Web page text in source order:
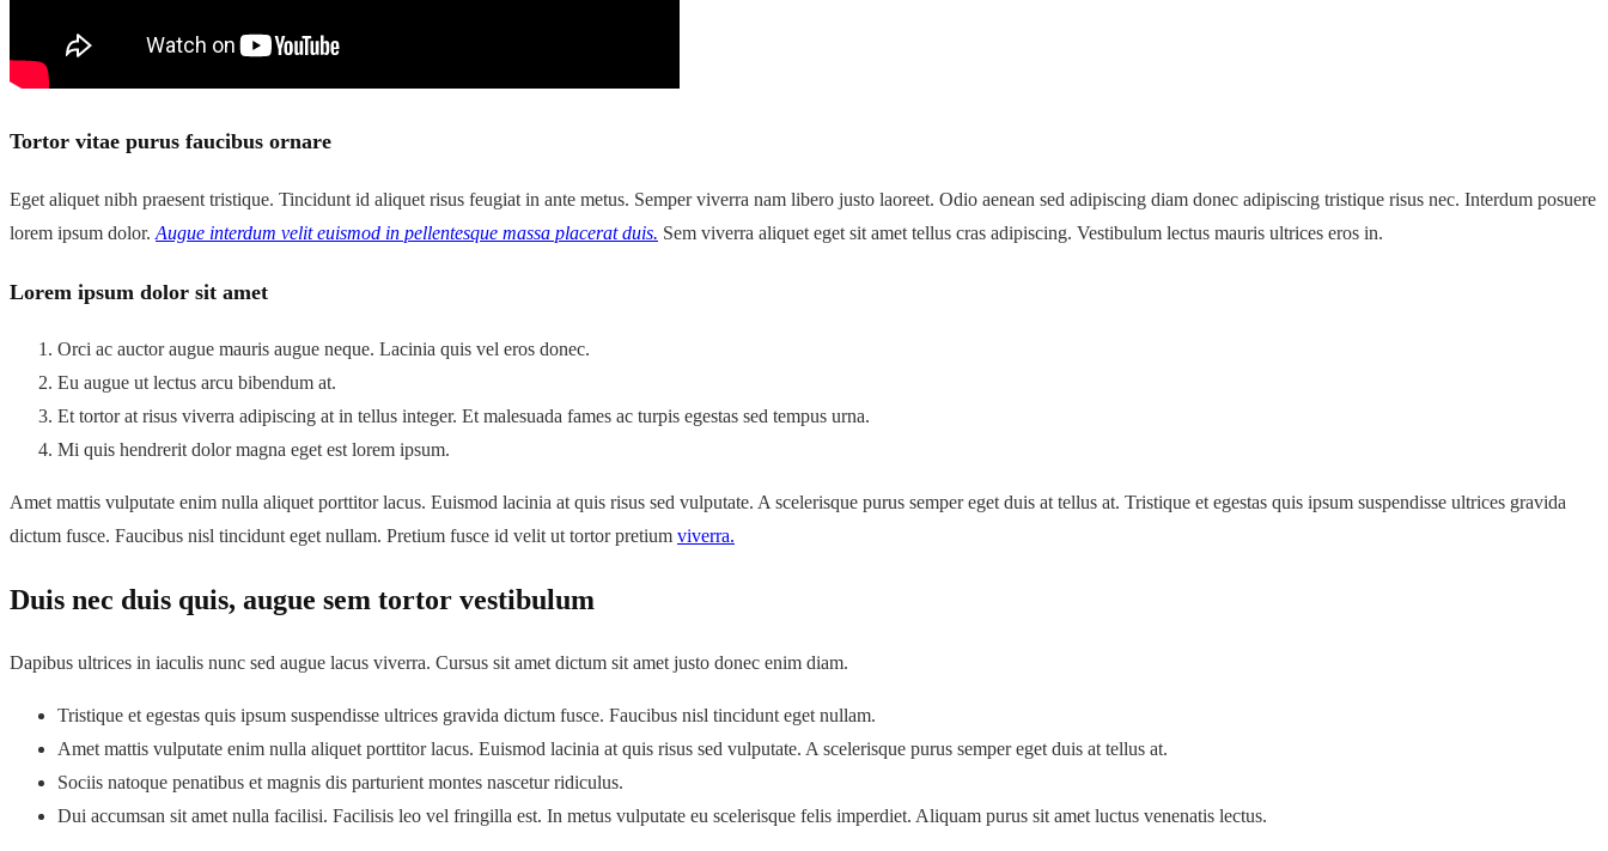
Tortor vitae purus faucibus ornare
Eget aliquet nibh praesent tristique. Tincidunt id aliquet risus feugiat in ante metus. Semper viverra nam libero justo laoreet. Odio aenean sed adipiscing diam donec adipiscing tristique risus nec. Interdum posuere
lorem ipsum dolor. Augue interdum velit euismod in pellentesque massa placerat duis. Sem viverra aliquet eget sit amet tellus cras adipiscing. Vestibulum lectus mauris ultrices eros in.
Lorem ipsum dolor sit amet
Orci ac auctor augue mauris augue neque. Lacinia quis vel eros donec.
Eu augue ut lectus arcu bibendum at.
Et tortor at risus viverra adipiscing at in tellus integer. Et malesuada fames ac turpis egestas sed tempus urna.
Mi quis hendrerit dolor magna eget est lorem ipsum.
Amet mattis vulputate enim nulla aliquet porttitor lacus. Euismod lacinia at quis risus sed vulputate. A scelerisque purus semper eget duis at tellus at. Tristique et egestas quis ipsum suspendisse ultrices gravida
dictum fusce. Faucibus nisl tincidunt eget nullam. Pretium fusce id velit ut tortor pretium viverra.
Duis nec duis quis, augue sem tortor vestibulum
Dapibus ultrices in iaculis nunc sed augue lacus viverra. Cursus sit amet dictum sit amet justo donec enim diam.
Tristique et egestas quis ipsum suspendisse ultrices gravida dictum fusce. Faucibus nisl tincidunt eget nullam.
Amet mattis vulputate enim nulla aliquet porttitor lacus. Euismod lacinia at quis risus sed vulputate. A scelerisque purus semper eget duis at tellus at.
Sociis natoque penatibus et magnis dis parturient montes nascetur ridiculus.
Dui accumsan sit amet nulla facilisi. Facilisis leo vel fringilla est. In metus vulputate eu scelerisque felis imperdiet. Aliquam purus sit amet luctus venenatis lectus.